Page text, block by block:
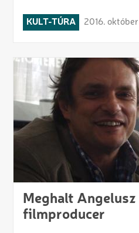
KULT-TÚRA 2016.
Meghalt Angelusz
filmproducer